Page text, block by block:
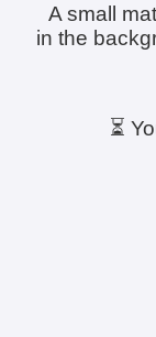
A small
in the
⏳